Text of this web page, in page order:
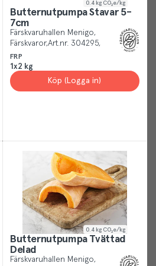
0.4 kg CO₂e/kg
Butternutpumpa Stavar 5-
7cm
Färskvaruhallen Menigo
Färskvaror Art.nr. 304295
FRP
1x2 kg
Köp (Logga in)
0.4 kg CO₂e/kg
Butternutpumpa Tvättad
Delad
Färskvaruhallen Menigo